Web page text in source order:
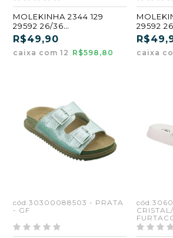
MOLEKINHA 2344 129
29592 26/36
CREME/PRATA/BRANCO/C
RISTAL/NIQUEL (GF)
R$49,90
caixa com 12 R$598,80
29592
ROSA/
ISTAL/
caixa
cód:30300088503 - PRATA
- GF